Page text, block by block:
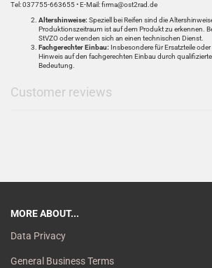
Tel: 037755-663655 • E-Mail: firma@ost2rad.de
Altershinweise: Speziell bei Reifen sind die
Produktionszeitraum ist auf dem Produkt zu erkennen.
StVZO oder wenden sich an einen technischen Dienst.
Fachgerechter Einbau: Insbesondere für Ersatzteile
Hinweis auf den fachgerechten Einbau durch
Bedeutung.
Customer reviews
MORE ABOUT...
Data Privacy
General Business Terms